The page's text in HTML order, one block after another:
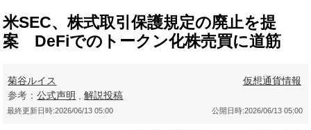
米SEC、株式取引保護規定の廃止を提
案 DeFiでのトークン化株売買に道筋
菊谷ルイス
参考：公式声明 ,解説投稿
仮想通貨情報
公開日時:2026/06/13 05:00
最終更新日時:2026/06/13 05:00